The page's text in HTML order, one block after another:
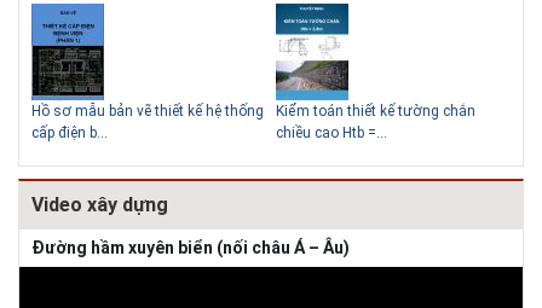
Giải pháp xử lý thấm chân
tường
Bản vẽ chi tiết cấu tạo tường chắn
đá hộc HT1...
Mẫu hồ sơ Báo cáo nghiên cứu khả
thi (lập dự...
Video xây dựng
Đường hầm xuyên biển (nối châu Á – Âu)